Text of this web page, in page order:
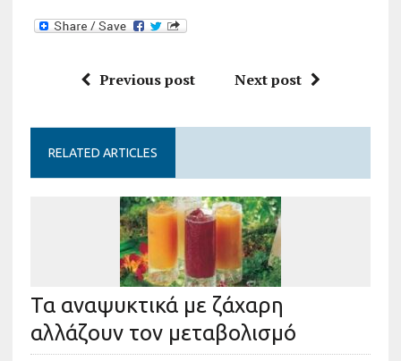
Previous post Next post
RELATED ARTICLES
Τα αναψυκτικά με ζάχαρη
αλλάζουν τον μεταβολισμό